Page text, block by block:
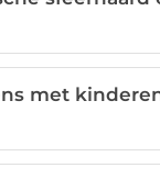
met